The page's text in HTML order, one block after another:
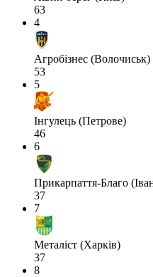
63
4
Агробізнес (Волочиськ)
53
5
Інгулець (Петрове)
46
6
Прикарпаття-Благо
37
7
Металіст (Харків)
37
8